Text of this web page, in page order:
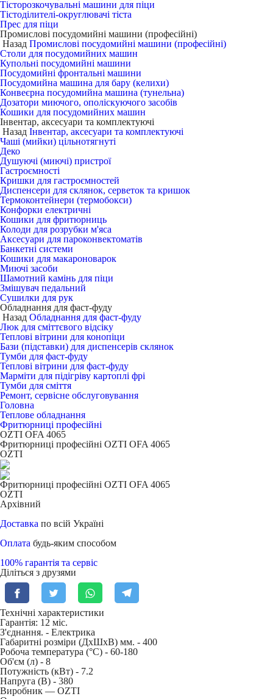
Тісторозкочувальні машини для піци
Тістоділителі-округлювачі тіста
Прес для піци
Промислові посудомийні машини (професійні)
Назад Промислові посудомийні машини (професійні)
Столи для посудомийних машин
Купольні посудомийні машини
Посудомийні фронтальні машини
Посудомийна машина для бару (келихи)
Конвеєрна посудомийна машина (тунельна)
Дозатори миючого, ополіскуючого засобів
Кошики для посудомийних машин
Інвентар, аксесуари та комплектуючі
Назад Інвентар, аксесуари та комплектуючі
Чаші (мийки) цільнотягнуті
Деко
Душуючі (миючі) пристрої
Гастроємності
Кришки для гастроємностей
Диспенсери для склянок, серветок та кришок
Термоконтейнери (термобокси)
Конфорки електричні
Кошики для фритюрниць
Колоди для розрубки м'яса
Аксесуари для пароконвектоматів
Банкетні системи
Кошики для макароноварок
Миючі засоби
Шамотний камінь для піци
Змішувач педальний
Сушилки для рук
Обладнання для фаст-фуду
Назад Обладнання для фаст-фуду
Люк для сміттєвого відсіку
Теплові вітрини для конопіци
Бази (підставки) для диспенсерів склянок
Тумби для фаст-фуду
Теплові вітрини для фаст-фуду
Марміти для підігріву картоплі фрі
Тумби для сміття
Ремонт, сервісне обслуговування
Головна
Теплове обладнання
Фритюрниці професійні
OZTI OFA 4065
Фритюрниці професійні OZTI OFA 4065
OZTI
Фритюрниці професійні OZTI OFA 4065
OZTI
Архівний
Доставка по всій Україні
Оплата будь-яким способом
100% гарантія та сервіс
Діліться з друзями
Технічні характеристики
Гарантія: 12 міс.
З'єднання. - Електрика
Габаритні розміри (ДхШхВ) мм. - 400
Робоча температура (°C) - 60-180
Об'єм (л) - 8
Потужність (кВт) - 7.2
Напруга (В) - 380
Виробник — OZTI